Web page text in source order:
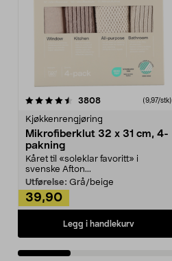
3808anmeldelser(9,97/stk)
Kjøkkenrengjøring
Mikrofiberklut 32 x 31 cm, 4-
pakning
Kåret til «soleklar favoritt» i
svenske Afton...
Utførelse: Grå/beige
39,90
Legg i handlekurv
4.5av 5 stjerner